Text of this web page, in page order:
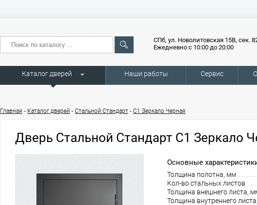
СПб, ул. Новолитовская 15В, сек.
Ежедневно с 10:00 до 20:00
Каталог дверей Наши работы Сервис
Главная - Каталог дверей - Стальной Стандарт - С1 Зеркало Черная
Дверь Стальной Стандарт С1 Зеркало
Основные
Толщина полотна, мм
Кол-во стальных листов
Толщина внешнего листа,
Толщина внутреннего